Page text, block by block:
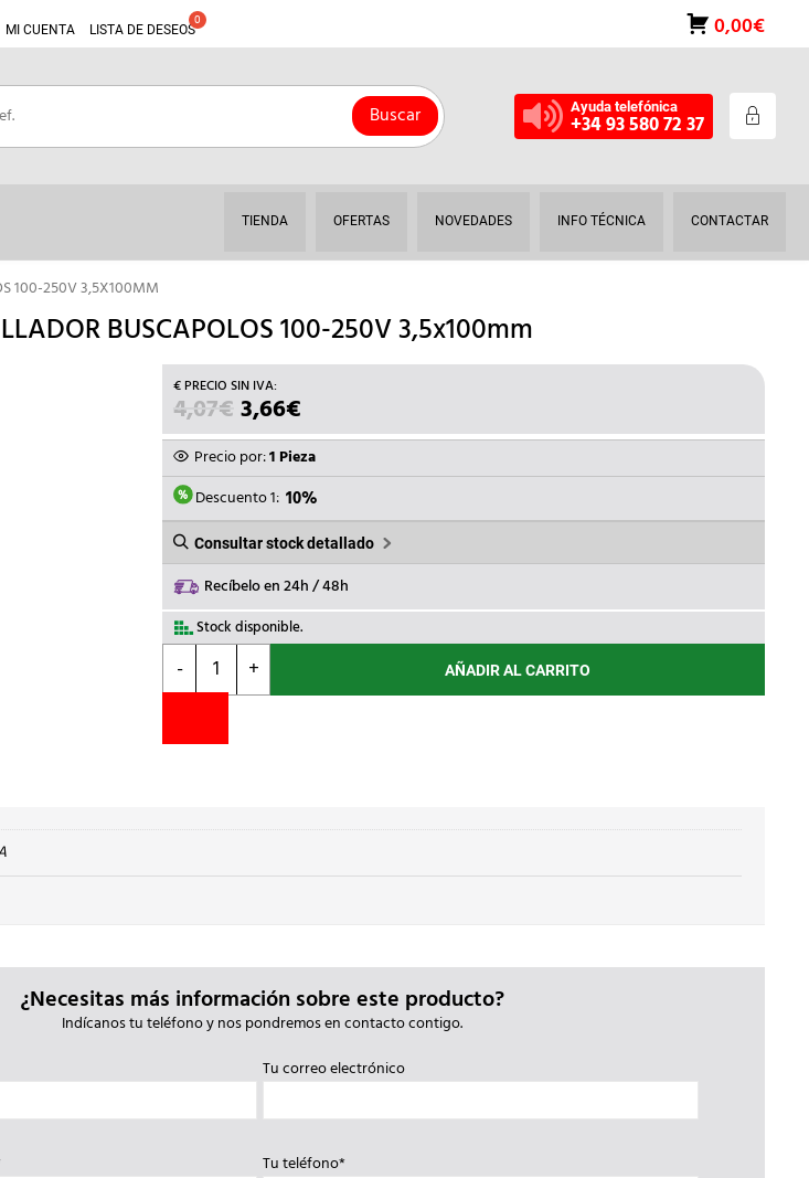
MI CUENTA LISTA DE DESEOS 0,00€
Buscar Ayuda telefónica
+34 93 580 72 37
TIENDA OFERTAS NOVEDADES INFO TÉCNICA CONTACTAR
100-250V 3,5X100MM
BUSCAPOLOS 100-250V 3,5x100mm
4,07€ EL
PRECIO
ORIGINAL
ERA:
4,07€.
3,66€EL
PRECIO
ACTUAL
ES:
3,66€.
Precio por:1 Pieza
Descuento 1: 10%
Consultar stock detallado
Recíbelo en 24h / 48h
Stock disponible.
-
HAUPA
DESTORNILLADOR
100-
+ AÑADIR AL CARRITO
¿Necesitas más información sobre este producto?
Indícanos tu teléfono y nos pondremos en contacto contigo.
Tu correo electrónico
Tu teléfono*